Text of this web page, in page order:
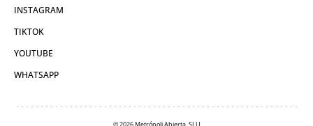
INSTAGRAM
TIKTOK
YOUTUBE
WHATSAPP
© 2026 Metrópoli Abierta, SLU